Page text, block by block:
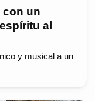
con un
al
y musical a un